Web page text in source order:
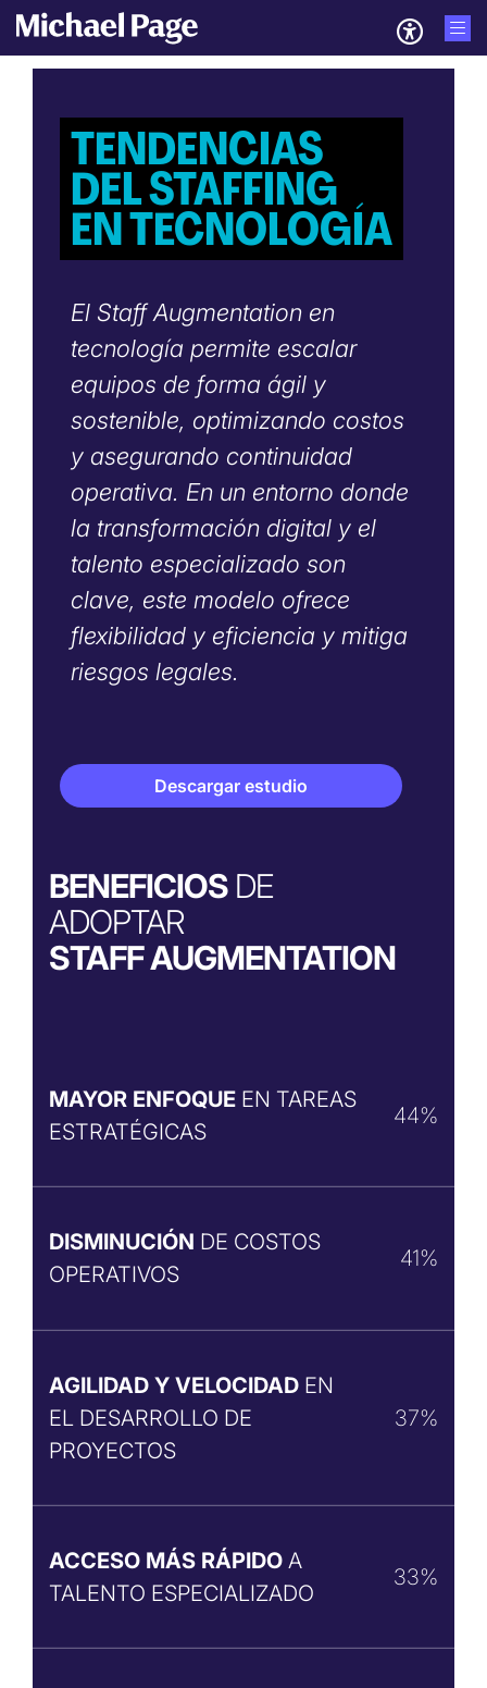
TENDENCIAS
DEL STAFFING
EN TECNOLOGÍA
El Staff Augmentation en
tecnología permite escalar
equipos de forma ágil y
sostenible, optimizando costos
y asegurando continuidad
operativa. En un entorno donde
la transformación digital y el
talento especializado son
clave, este modelo ofrece
flexibilidad y eficiencia y mitiga
riesgos legales.
Descargar estudio
BENEFICIOS DE
ADOPTAR
STAFF AUGMENTATION
MAYOR ENFOQUE EN TAREAS
ESTRATÉGICAS
44%
DISMINUCIÓN DE COSTOS
OPERATIVOS
41%
AGILIDAD Y VELOCIDAD EN
EL DESARROLLO DE
PROYECTOS
37%
ACCESO MÁS RÁPIDO A
TALENTO ESPECIALIZADO
33%